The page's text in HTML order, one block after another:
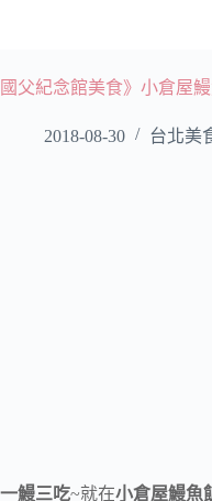
國父紀念館美食》小倉屋
2018-08-30 台北美
一鰻三吃~就在小倉屋鰻魚